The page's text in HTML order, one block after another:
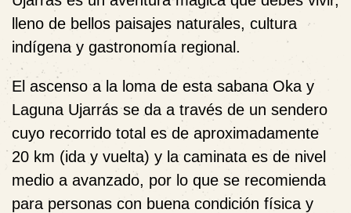
lleno de bellos paisajes naturales, cultura
indígena y gastronomía regional.
El ascenso a la loma de esta sabana Oka y
Laguna Ujarrás se da a través de un sendero
cuyo recorrido total es de aproximadamente
20 km (ida y vuelta) y la caminata es de nivel
medio a avanzado, por lo que se recomienda
para personas con buena condición física y